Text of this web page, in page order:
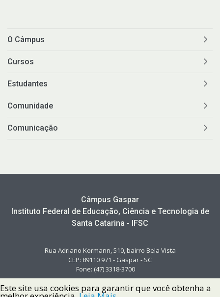
O Câmpus
Cursos
Estudantes
Comunidade
Comunicação
Câmpus Gaspar
Instituto Federal de Educação, Ciência e Tecnologia de
Santa Catarina - IFSC
Rua Adriano Kormann, 510, bairro Bela Vista
CEP: 89110 971 - Gaspar - SC
Fone: (47) 3318-3700
Este site usa cookies para garantir que você obtenha a